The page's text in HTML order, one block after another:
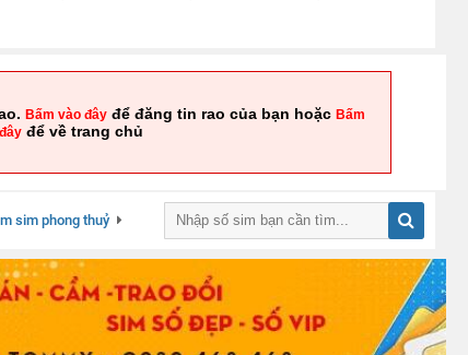
Bấm vào đâyđể đăng tin rao của bạn hoặc Bấm
để về trang chủ
sim phong thuỷ